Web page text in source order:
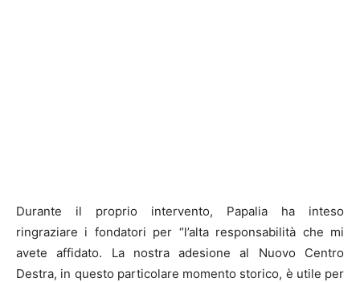
Durante il proprio intervento, Papalia ha inteso
ringraziare i fondatori per “l’alta responsabilità che mi
avete affidato. La nostra adesione al Nuovo Centro
Destra, in questo particolare momento storico, è utile per